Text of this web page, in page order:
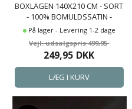
BOXLAGEN 140X210 CM - SORT
- 100% BOMULDSSATIN -
FACONLAGEN TIL MADRAS
På lager - Levering 1-2 dage
499,95
249,95 DKK